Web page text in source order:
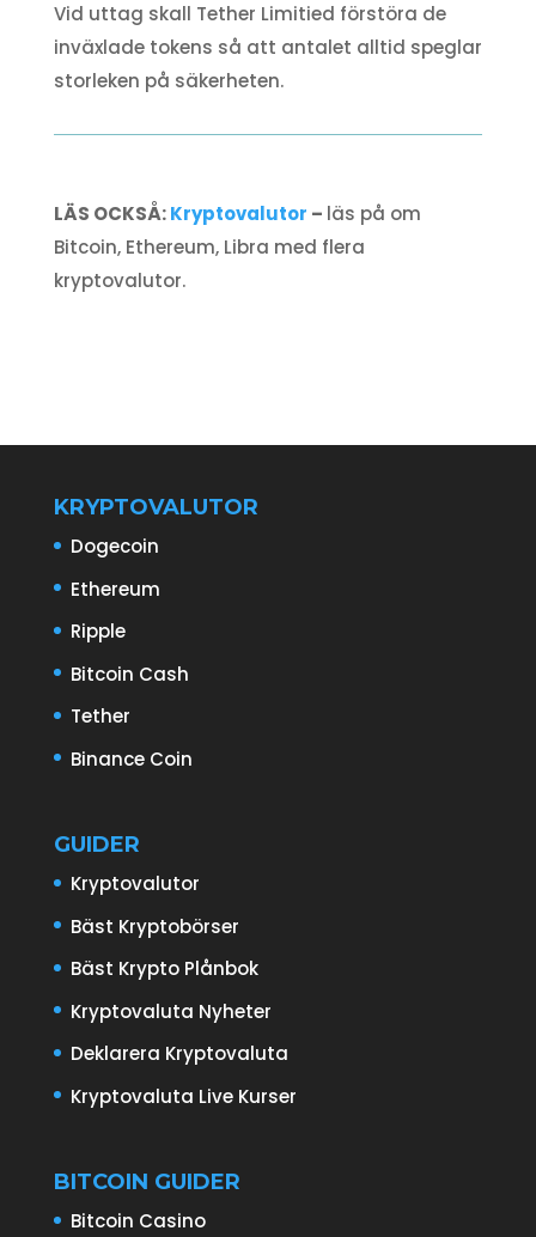
Vid uttag skall Tether Limitied förstöra de
inväxlade tokens så att antalet alltid speglar
storleken på säkerheten.
LÄS OCKSÅ:Kryptovalutor – läs på om
Bitcoin, Ethereum, Libra med flera
kryptovalutor.
KRYPTOVALUTOR
Dogecoin
Ethereum
Ripple
Bitcoin Cash
Tether
Binance Coin
GUIDER
Kryptovalutor
Bäst Kryptobörser
Bäst Krypto Plånbok
Kryptovaluta Nyheter
Deklarera Kryptovaluta
Kryptovaluta Live Kurser
BITCOIN GUIDER
Bitcoin Casino